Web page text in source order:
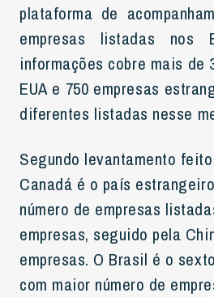
plataforma de
empresas listadas nos
informações cobre mais de
EUA e 750 empresas
diferentes listadas nesse
Segundo levantamento
Canadá é o país
número de empresas
empresas, seguido pela
empresas. O Brasil é o
com maior número de